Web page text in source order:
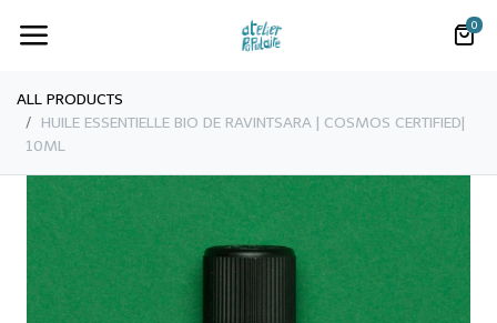
0
ALL PRODUCTS
​​​HUILE ESSENTIELLE BIO DE RAVINTSARA | COSMOS CERTIFIED|
10ML